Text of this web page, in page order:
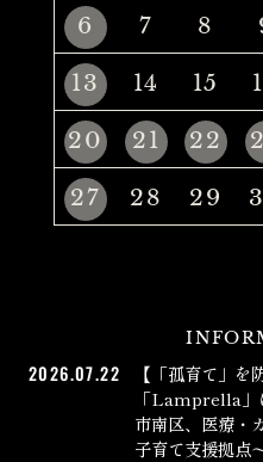
6
7 8
13
14 15
20
21 22
27
28 29
2026.07.22
【「孤育て」
「Lamprella
市南区、医療・
子育て支援拠点